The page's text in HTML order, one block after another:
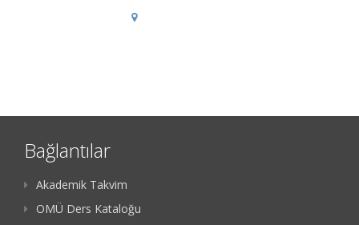
Bağlantılar
Akademik Takvim
OMÜ Ders Kataloğu